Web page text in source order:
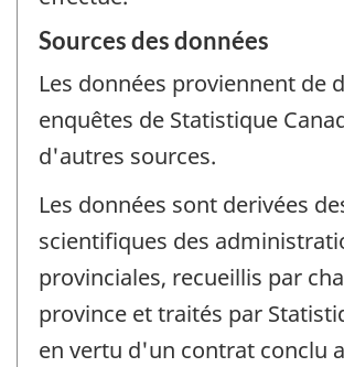
Sources des données
Les données proviennent de
enquêtes de Statistique
d'autres sources.
Les données sont derivées
scientifiques des
provinciales, recueillis par
province et traités par
en vertu d'un contrat conclu